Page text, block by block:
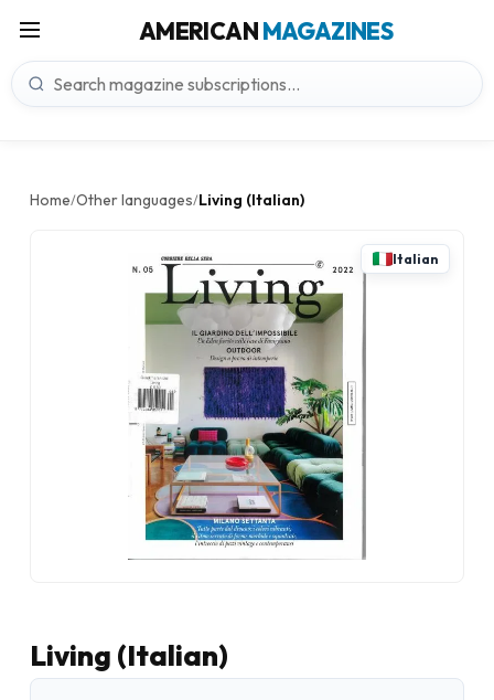
AMERICANMAGAZINES
Home/Other languages/Living (Italian)
Italian
Living (Italian)